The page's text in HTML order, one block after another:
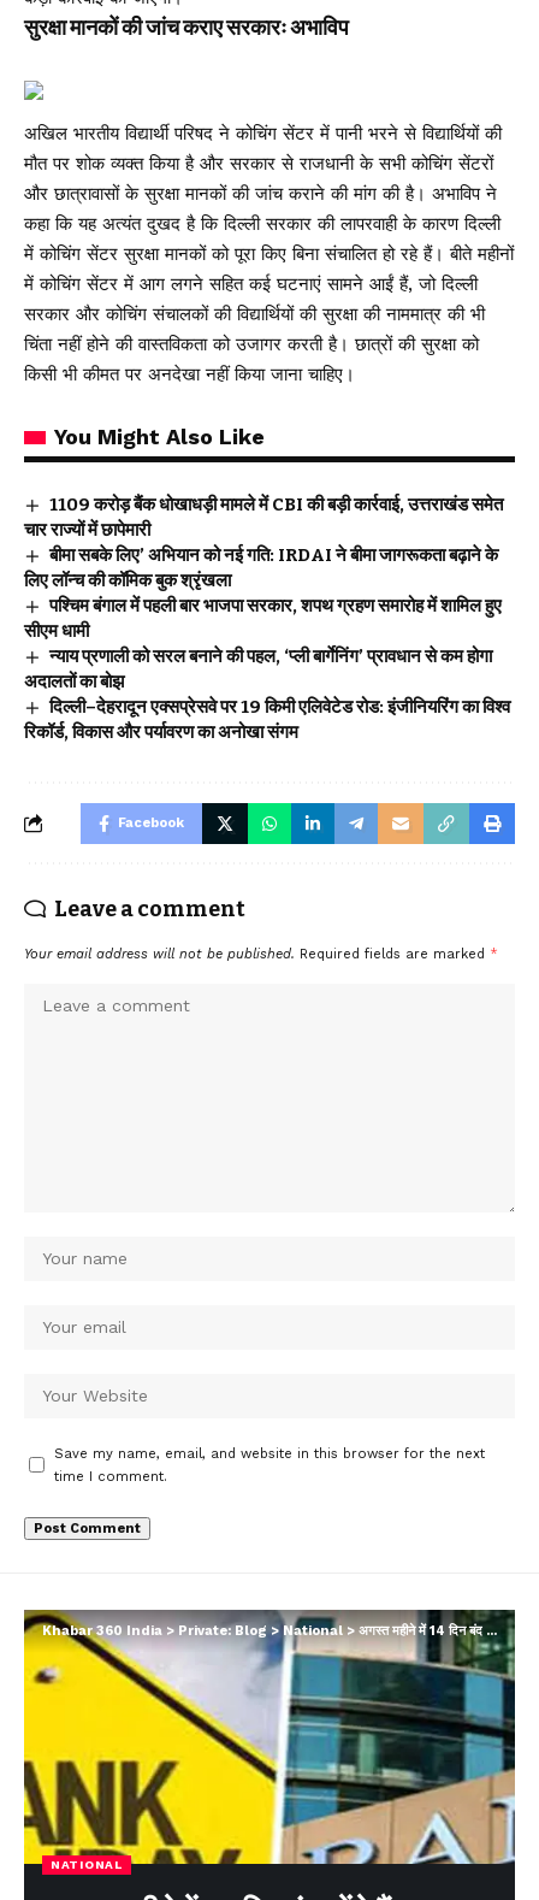
सुरक्षा मानकों की जांच कराए सरकारः अभाविप
अखिल भारतीय विद्यार्थी परिषद ने कोचिंग सेंटर में पानी भरने से विद्यार्थियों की
मौत पर शोक व्यक्त किया है और सरकार से राजधानी के सभी कोचिंग सेंटरों
और छात्रावासों के सुरक्षा मानकों की जांच कराने की मांग की है। अभाविप ने
कहा कि यह अत्यंत दुखद है कि दिल्ली सरकार की लापरवाही के कारण दिल्ली
में कोचिंग सेंटर सुरक्षा मानकों को पूरा किए बिना संचालित हो रहे हैं। बीते महीनों
में कोचिंग सेंटर में आग लगने सहित कई घटनाएं सामने आईं हैं, जो दिल्ली
सरकार और कोचिंग संचालकों की विद्यार्थियों की सुरक्षा की नाममात्र की भी
चिंता नहीं होने की वास्तविकता को उजागर करती है। छात्रों की सुरक्षा को
किसी भी कीमत पर अनदेखा नहीं किया जाना चाहिए।
You Might Also Like
₹1109 करोड़ बैंक धोखाधड़ी मामले में CBI की बड़ी कार्रवाई, उत्तराखंड समेत
चार राज्यों में छापेमारी
बीमा सबके लिए’ अभियान को नई गति: IRDAI ने बीमा जागरूकता बढ़ाने के
लिए लॉन्च की कॉमिक बुक श्रृंखला
पश्चिम बंगाल में पहली बार भाजपा सरकार, शपथ ग्रहण समारोह में शामिल हुए
सीएम धामी
न्याय प्रणाली को सरल बनाने की पहल, ‘प्ली बार्गेनिंग’ प्रावधान से कम होगा
अदालतों का बोझ
दिल्ली–देहरादून एक्सप्रेसवे पर 19 किमी एलिवेटेड रोड: इंजीनियरिंग का विश्व
रिकॉर्ड, विकास और पर्यावरण का अनोखा संगम
Facebook
Leave a comment
Your email address will not be published. Required fields are marked *
Save my name, email, and website in this browser for the next
time I comment.
Khabar 360 India>Private: Blog > National>अगस्त महीने में 14 दिन बंद रहेंगे बैंक
NATIONAL